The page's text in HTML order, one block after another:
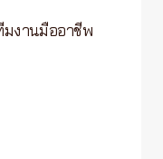
มงานมืออาชีพ